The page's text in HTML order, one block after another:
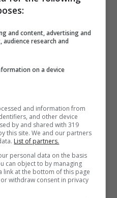
VipLa prima
Vipè stata davvero
sembrano
stati ottimicon ben
il20.70% di share. Il
registrò 2.833.000
del 18,99%, a seguire
and content, advertising and
research and
on a device
and information from
and other device
by and shared with 319
this site. We and our partners
List of partners.
personal data on the basis
can object to by managing
at the bottom of this page
withdraw consent in privacy